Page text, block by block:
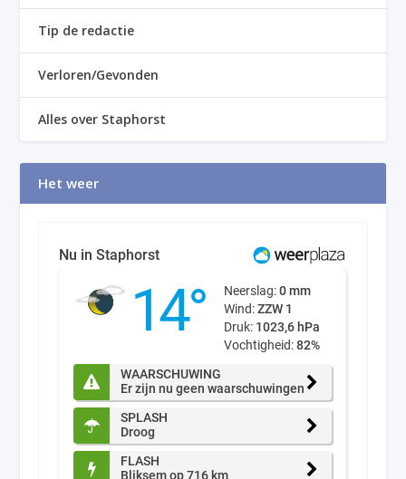
Tip de redactie
Verloren/Gevonden
Alles over Staphorst
Het weer